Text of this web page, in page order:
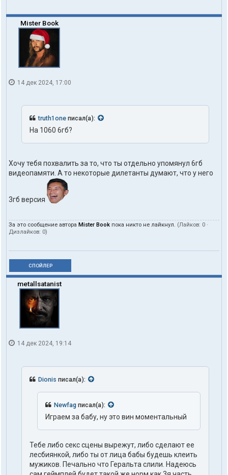
Mister Book
14 дек 2024, 17:00
truth1one писал(а):
На 1060 6гб?
Хочу тебя похвалить за то, что ты отдельно упомянул 6гб
видеопамяти. А то некоторые дилетанты думают, что у него
3гб версия
За это сообщение автора Mister Book пока никто не лайкнул. (Лайков: 0 ·
Дизлайков: 0)
СПОЙЛЕР
metallsatanist
14 дек 2024, 19:14
Dionis писал(а):
Newfag писал(а):
Играем за бабу, ну это вин моментальный
Тебе либо секс сцены вырежут, либо сделают ее
лесбиянкой, либо ты от лица бабы будешь клеить
мужиков. Печально что Геральта слили. Надеюсь